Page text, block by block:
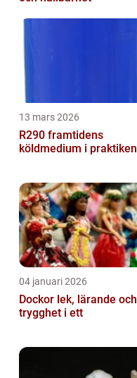
13 mars 2026
R290 framtidens
köldmedium i praktiken
04 januari 2026
Dockor lek, lärande och
trygghet i ett